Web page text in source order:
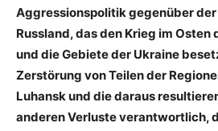
Aggressionspolitik gegenüber
Russland, das den Krieg im Osten
und die Gebiete der Ukraine
Zerstörung von Teilen der
Luhansk und die daraus
anderen Verluste verantwortlich,